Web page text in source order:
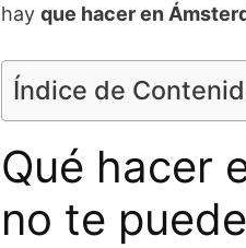
hay que hacer en
Índice de
Qué hacer
no te